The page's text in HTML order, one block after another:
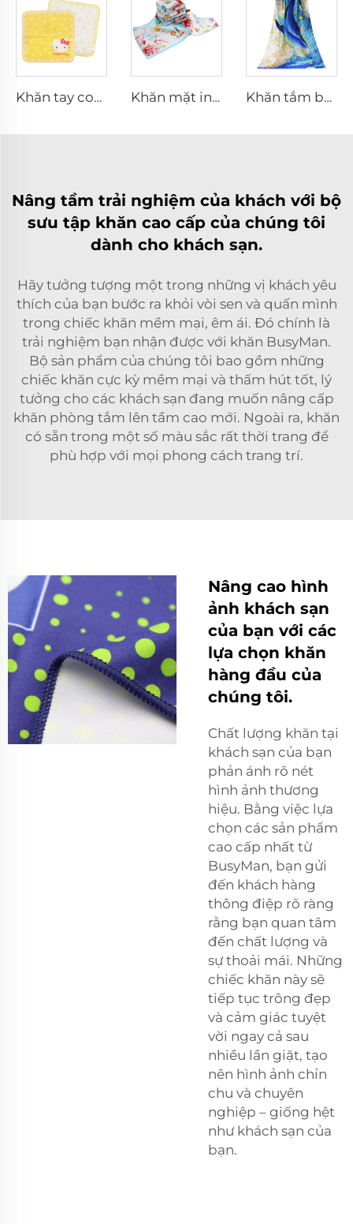
Khăn tay cotton jacquard tùy chỉnh logo Khăn mặt in cotton mềm Khăn tắm bãi biển in kỹ thuật số bằng cotton
Nâng tầm trải nghiệm của khách với bộ
sưu tập khăn cao cấp của chúng tôi
dành cho khách sạn.
Hãy tưởng tượng một trong những vị khách yêu
thích của bạn bước ra khỏi vòi sen và quấn mình
trong chiếc khăn mềm mại, êm ái. Đó chính là
trải nghiệm bạn nhận được với khăn BusyMan.
Bộ sản phẩm của chúng tôi bao gồm những
chiếc khăn cực kỳ mềm mại và thấm hút tốt, lý
tưởng cho các khách sạn đang muốn nâng cấp
khăn phòng tắm lên tầm cao mới. Ngoài ra, khăn
có sẵn trong một số màu sắc rất thời trang để
phù hợp với mọi phong cách trang trí.
Nâng cao hình
ảnh khách sạn
của bạn với các
lựa chọn khăn
hàng đầu của
chúng tôi.
Chất lượng khăn tại
khách sạn của bạn
phản ánh rõ nét
hình ảnh thương
hiệu. Bằng việc lựa
chọn các sản phẩm
cao cấp nhất từ
BusyMan, bạn gửi
đến khách hàng
thông điệp rõ ràng
rằng bạn quan tâm
đến chất lượng và
sự thoải mái. Những
chiếc khăn này sẽ
tiếp tục trông đẹp
và cảm giác tuyệt
vời ngay cả sau
nhiều lần giặt, tạo
nên hình ảnh chỉn
chu và chuyên
nghiệp – giống hệt
như khách sạn của
bạn.